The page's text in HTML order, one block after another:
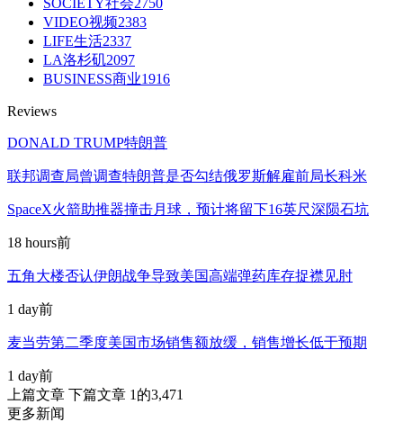
VIDEO视频2383
LIFE生活2337
LA洛杉矶2097
BUSINESS商业1916
Reviews
DONALD TRUMP特朗普
联邦调查局曾调查特朗普是否勾结俄罗斯解雇前局长科米
SpaceX火箭助推器撞击月球，预计将留下16英尺深陨石坑
18 hours前
五角大楼否认伊朗战争导致美国高端弹药库存捉襟见肘
1 day前
麦当劳第二季度美国市场销售额放缓，销售增长低于预期
1 day前
上篇文章 下篇文章 1的3,471
更多新闻